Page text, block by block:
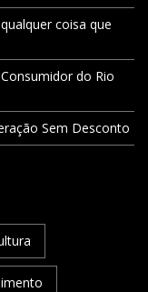
coisa que
do Rio
Sem Desconto